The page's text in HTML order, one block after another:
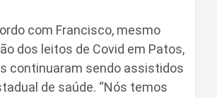
com Francisco, mesmo
dos leitos de Covid em Patos,
continuaram sendo assistidos
de saúde. “Nós temos